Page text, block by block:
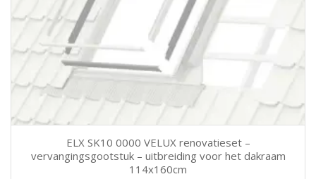
ELX SK10 0000 VELUX renovatieset –
vervangingsgootstuk – uitbreiding voor het dakraam
114x160cm